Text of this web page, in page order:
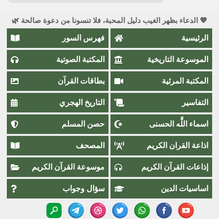
💖 الدعاء بظهر الغيب دليل المحبة، فلا تنسونا من دعوة صالحة 🌿
الرئيسية فهرس السور
الموسوعة التاريخية المكتبة الصوتية
المكتبة المرئية بطاقات القرآن
التفاسير التاريخ الهجري
اسماء اللَّٰه الحسنى حصن المسلم
اذاعة القران الكريم المصحف
إذاعات القرآن الكريم موسوعة القرآن الكريم
اساسيات الدين سؤال وجواب